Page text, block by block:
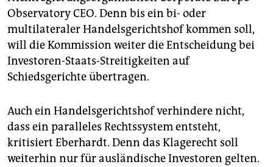
Observatory CEO. Denn bis ein bi- oder
multilateraler Handelsgerichtshof kommen soll,
will die Kommission weiter die Entscheidung bei
Investoren-Staats-Streitigkeiten auf
Schiedsgerichte übertragen.
Auch ein Handelsgerichtshof verhindere nicht,
dass ein paralleles Rechtssystem entsteht,
kritisiert Eberhardt. Denn das Klagerecht soll
weiterhin nur für ausländische Investoren gelten.